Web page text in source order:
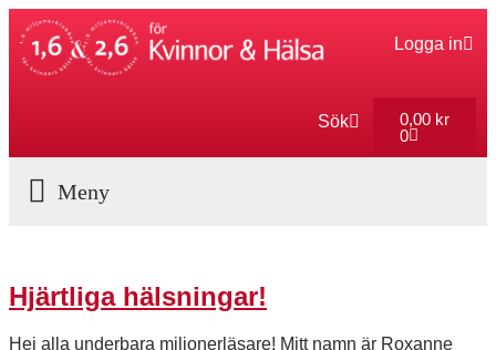
Logga in
Sök 0,00 kr
0
Hjärtliga hälsningar!
Hej alla underbara miljonerläsare! Mitt namn är Roxanne